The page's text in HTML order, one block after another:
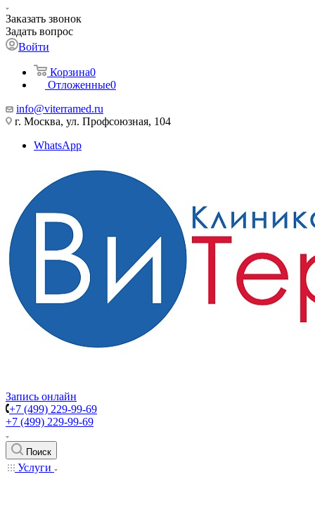
Заказать звонок
Задать вопрос
Войти
Корзина0
Отложенные0
info@viterramed.ru
г. Москва, ул. Профсоюзная, 104
WhatsApp
Запись онлайн
+7 (499) 229-99-69
+7 (499) 229-99-69
Поиск
Услуги